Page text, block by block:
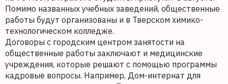
Помимо названных учебных заведений, общественные
работы будут организованы и в Тверском химико-
технологическом колледже.
Договоры с городским центром занятости на
общественные работы заключают и медицинские
учреждения, которые решают с помощью программы
кадровые вопросы. Например, Дом-интернат для